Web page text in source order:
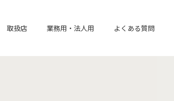
取扱店 業務用・法人用 よくある質問